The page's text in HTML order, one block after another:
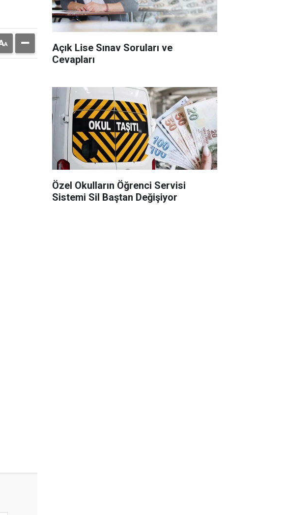
Açık Lise Sınav Soruları ve
Cevapları
Özel Okulların Öğrenci Servisi
Sistemi Sil Baştan Değişiyor